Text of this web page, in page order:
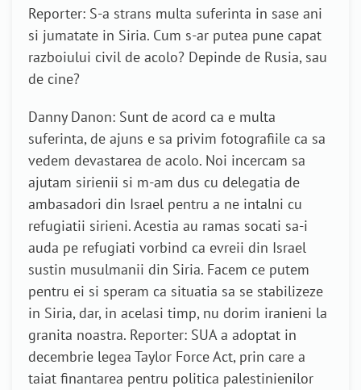
Reporter: S-a strans multa suferinta in sase ani
si jumatate in Siria. Cum s-ar putea pune capat
razboiului civil de acolo? Depinde de Rusia, sau
de cine?
Danny Danon: Sunt de acord ca e multa
suferinta, de ajuns e sa privim fotografiile ca sa
vedem devastarea de acolo. Noi incercam sa
ajutam sirienii si m-am dus cu delegatia de
ambasadori din Israel pentru a ne intalni cu
refugiatii sirieni. Acestia au ramas socati sa-i
auda pe refugiati vorbind ca evreii din Israel
sustin musulmanii din Siria. Facem ce putem
pentru ei si speram ca situatia sa se stabilizeze
in Siria, dar, in acelasi timp, nu dorim iranieni la
granita noastra. Reporter: SUA a adoptat in
decembrie legea Taylor Force Act, prin care a
taiat finantarea pentru politica palestinienilor